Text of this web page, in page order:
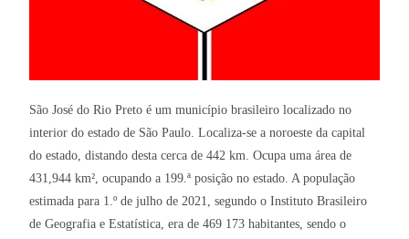
São José do Rio Preto é um município brasileiro localizado no
interior do estado de São Paulo. Localiza-se a noroeste da capital
do estado, distando desta cerca de 442 km. Ocupa uma área de
431,944 km², ocupando a 199.ª posição no estado. A população
estimada para 1.º de julho de 2021, segundo o Instituto Brasileiro
de Geografia e Estatística, era de 469 173 habitantes, sendo o